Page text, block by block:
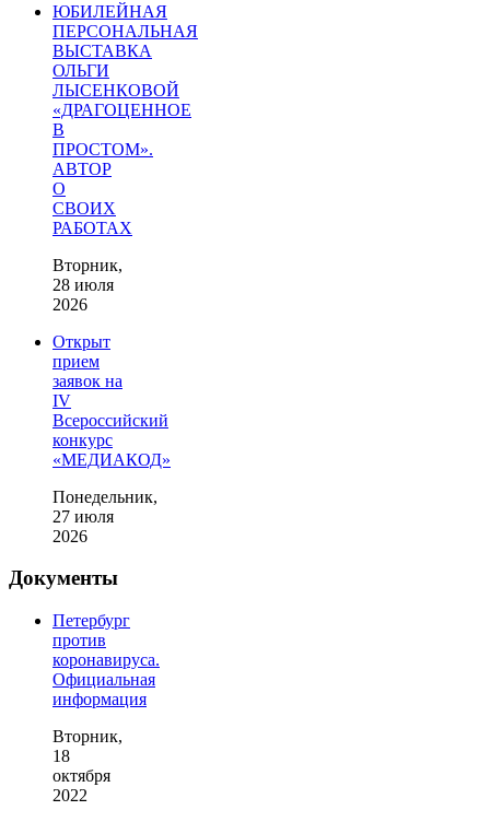
ЮБИЛЕЙНАЯ
ПЕРСОНАЛЬНАЯ
ВЫСТАВКА
ОЛЬГИ
ЛЫСЕНКОВОЙ
«ДРАГОЦЕННОЕ
В
ПРОСТОМ».
АВТОР
О
СВОИХ
РАБОТАХ
Вторник,
28 июля
2026
Открыт
прием
заявок на
IV
Всероссийский
конкурс
«МЕДИАКОД»
Понедельник,
27 июля
2026
Документы
Петербург
против
коронавируса.
Официальная
информация
Вторник,
18
октября
2022